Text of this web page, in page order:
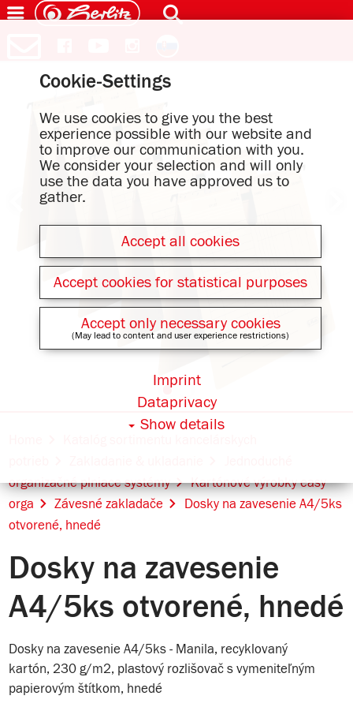
organizačné plniace systémy
Kartónové výrobky easy
orga
Závesné zakladače
Dosky na zavesenie A4/5ks
otvorené, hnedé
Dosky na zavesenie
A4/5ks otvorené, hnedé
Dosky na zavesenie A4/5ks - Manila, recyklovaný
kartón, 230 g/m2, plastový rozlišovač s vymeniteľným
papierovým štítkom, hnedé
Cookie-Settings
We use cookies to give you the best
experience possible with our website and
to improve our communication with you.
We consider your selection and will only
use the data you have approved us to
gather.
Accept all cookies
Accept cookies for statistical purposes
Accept only necessary cookies
(May lead to content and user experience restrictions)
Show details
Dataprivacy
Imprint